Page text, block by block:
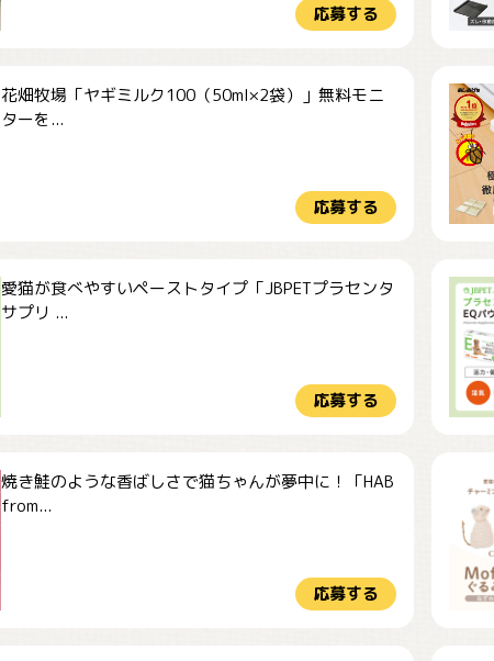
応募する
花畑牧場「ヤギミルク100（50ml×2袋）」無料モニ
ターを...
応募する
愛猫が食べやすいペーストタイプ「JBPETプラセンタ
サプリ ...
応募する
焼き鮭のような香ばしさで猫ちゃんが夢中に！「HAB
from...
応募する